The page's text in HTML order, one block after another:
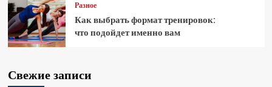
Разное
Как выбрать формат тренировок:
что подойдет именно вам
Свежие записи